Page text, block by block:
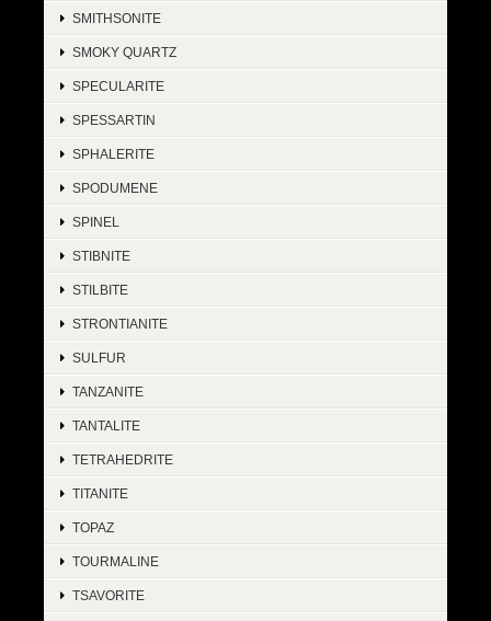
SMITHSONITE
SMOKY QUARTZ
SPECULARITE
SPESSARTIN
SPHALERITE
SPODUMENE
SPINEL
STIBNITE
STILBITE
STRONTIANITE
SULFUR
TANZANITE
TANTALITE
TETRAHEDRITE
TITANITE
TOPAZ
TOURMALINE
TSAVORITE